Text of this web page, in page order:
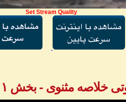
Set Stream Quality
مثنوی - بخش ۱ - آقای حسام